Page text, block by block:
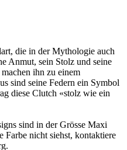
die in der Mythologie auch
Anmut, sein Stolz und seine
ihn zu einem
sind seine Federn ein Symbol
diese Clutch «stolz wie ein
sind in der Grösse Maxi
Farbe nicht siehst, kontaktiere